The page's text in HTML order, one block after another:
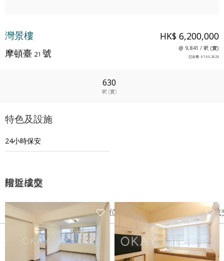
灣景樓
摩頓臺 21 號
HK$ 6,200,000
@ 9,841 / 呎 (實)
已出售: 07.05.2025
630
呎 (實)
特色及設施
24小時保安
附近樓盤
樓盤成交
Date 單位 最後成
07 五月 2025 6 HK$ 620萬